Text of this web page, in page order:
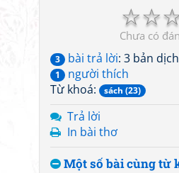
☆
☆
Chưa có
3 bài trả lời: 3 bản dịch
1
người thích
Từ khoá:
sách (23)
Trả lời
In bài thơ
Một số bài cùng từ